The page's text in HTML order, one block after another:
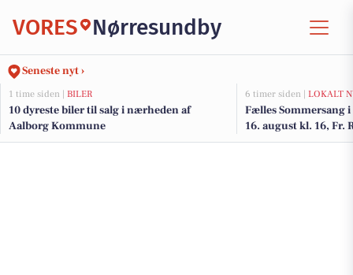
VORES Nørresundby
Seneste nyt ›
1 time siden | BILER
10 dyreste biler til salg i nærheden af
Aalborg Kommune
6 timer siden | LOKALT
Fælles Sommersang
16. august kl. 16, Fr.